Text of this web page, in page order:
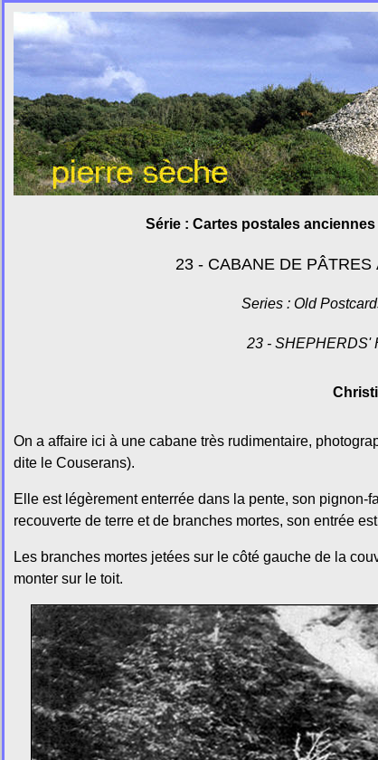
Série : Cartes postales
23 - CABANE DE
Series : Old
23 - SHEPHERDS'
On a affaire ici à une cabane très rudimentaire,
dite le Couserans).
Elle est légèrement enterrée dans la pente, son
recouverte de terre et de branches mortes, son entrée
Les branches mortes jetées sur le côté gauche de la
monter sur le toit.